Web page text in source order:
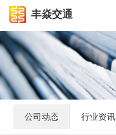
丰焱交通
公司动态 行业资讯